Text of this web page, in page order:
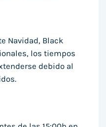
Navidad, Black
los tiempos
debido al